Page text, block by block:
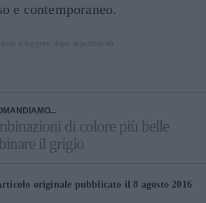
e contemporaneo.
di colore più belle
il grigio
originale pubblicato il 8 agosto 2016